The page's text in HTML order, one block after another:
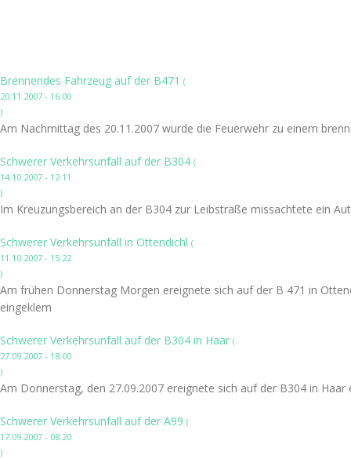
Brennendes Fahrzeug auf der B471 (
20.11.2007 - 16:00
)
Am Nachmittag des 20.11.2007 wurde die Feuerwehr zu einem
Schwerer Verkehrsunfall auf der B304 (
14.10.2007 - 12:11
)
Im Kreuzungsbereich an der B304 zur Leibstraße missachtete ein
Schwerer Verkehrsunfall in Ottendichl (
11.10.2007 - 15:22
)
Am frühen Donnerstag Morgen ereignete sich auf der B 471 in
eingeklem
Schwerer Verkehrsunfall auf der B304 in Haar (
27.09.2007 - 18:00
)
Am Donnerstag, den 27.09.2007 ereignete sich auf der B304 in
Schwerer Verkehrsunfall auf der A99 (
17.09.2007 - 08:20
)